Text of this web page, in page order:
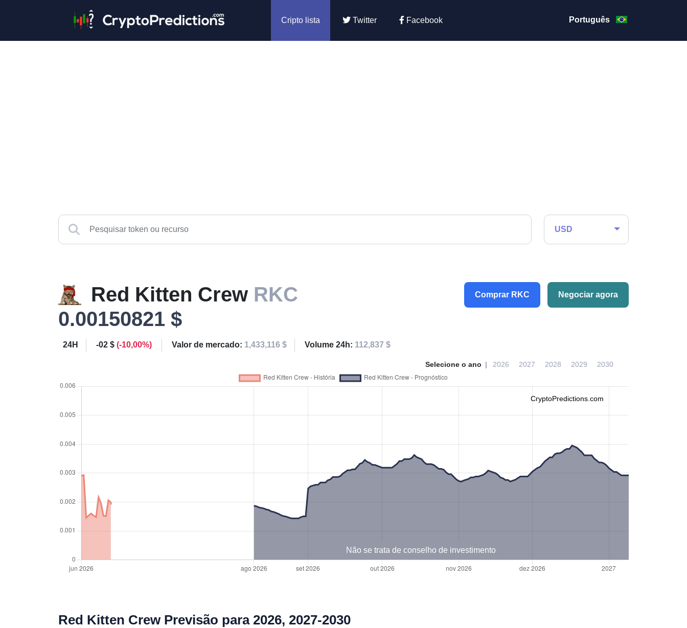
Cripto lista Twitter Facebook Português
USD
Red Kitten Crew RKC
0.00150821 $
Comprar RKC Negociar agora
24H -02 $ (-10,00%) Valor de mercado: 1,433,116 $ Volume 24h: 112,837 $
Selecione o ano 2026 2027 2028 2029 2030
CryptoPredictions.com
Não se trata de conselho de investimento
Red Kitten Crew Previsão para 2026, 2027-2030